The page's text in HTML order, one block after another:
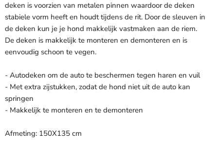
deken is voorzien van metalen pinnen waardoor de deken
stabiele vorm heeft en houdt tijdens de rit. Door de sleuven in
de deken kun je je hond makkelijk vastmaken aan de riem.
De deken is makkelijk te monteren en demonteren en is
eenvoudig schoon te vegen.
- Autodeken om de auto te beschermen tegen haren en vuil
- Met extra zijstukken, zodat de hond niet uit de auto kan
springen
- Makkelijk te monteren en te demonteren
Afmeting: 150X135 cm